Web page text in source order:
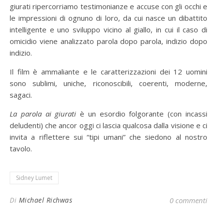
giurati ripercorriamo testimonianze e accuse con gli occhi e
le impressioni di ognuno di loro, da cui nasce un dibattito
intelligente e uno sviluppo vicino al giallo, in cui il caso di
omicidio viene analizzato parola dopo parola, indizio dopo
indizio.
Il film è ammaliante e le caratterizzazioni dei 12 uomini
sono sublimi, uniche, riconoscibili, coerenti, moderne,
sagaci.
La parola ai giuratiè un esordio folgorante (con incassi
deludenti) che ancor oggi ci lascia qualcosa dalla visione e ci
invita a riflettere sui “tipi umani” che siedono al nostro
tavolo.
Sidney Lumet
Di Michael Richwas 0 commenti